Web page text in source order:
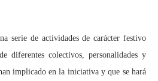
serie de actividades de carácter festivo
diferentes colectivos, personalidades y
implicado en la iniciativa y que se hará